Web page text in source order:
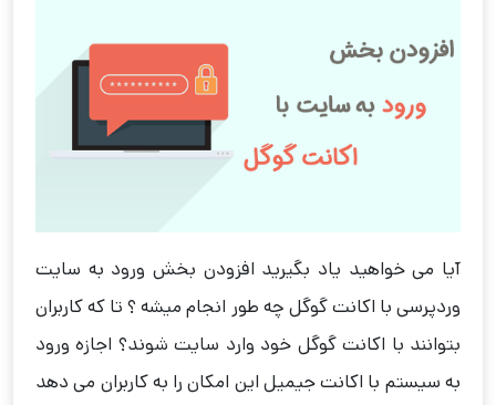
آیا می خواهید یاد بگیرید افزودن بخش ورود به سایت
وردپرسی با اکانت گوگل چه طور انجام میشه ؟ تا که کاربران
بتوانند با اکانت گوگل خود وارد سایت شوند؟ اجازه ورود
به سیستم با اکانت جیمیل این امکان را به کاربران می دهد